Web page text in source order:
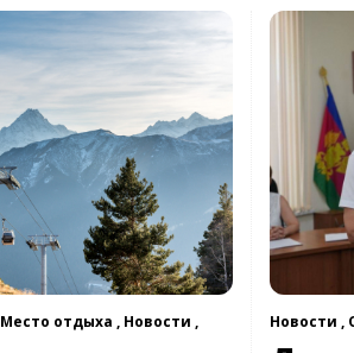
Место отдыха , Новости ,
Новости ,